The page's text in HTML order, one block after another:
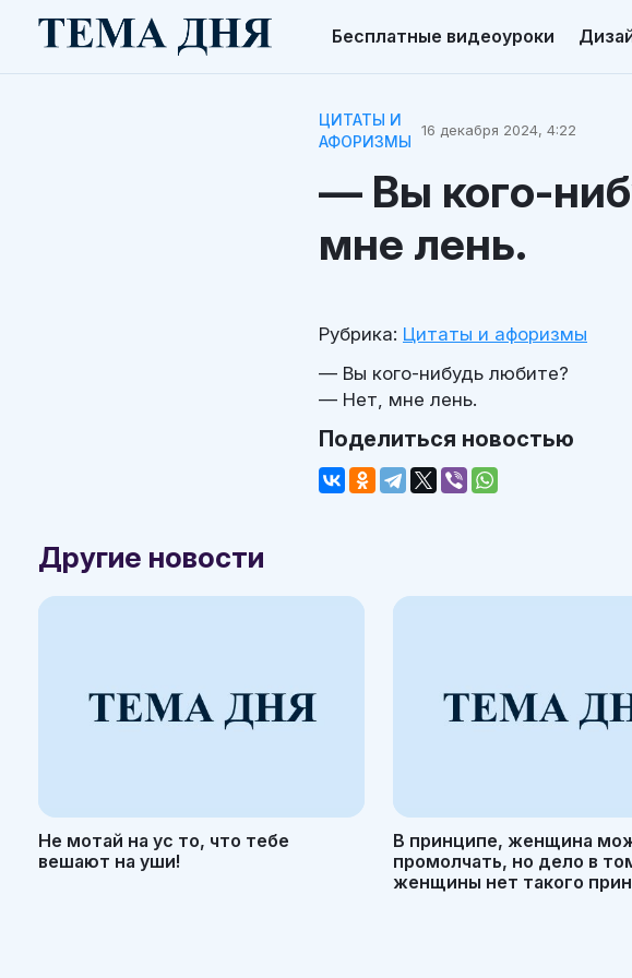
Бесплатные видеоуроки
ЦИТАТЫ И
АФОРИЗМЫ
16 декабря 2024, 4:22
— Вы кого-
мне лень.
Рубрика: Цитаты и афоризмы
— Вы кого-нибудь любите?
— Нет, мне лень.
Поделиться новостью
Другие новости
Не мотай на ус то, что тебе
вешают на уши!
В принципе, женщина
промолчать, но дело в
женщины нет такого